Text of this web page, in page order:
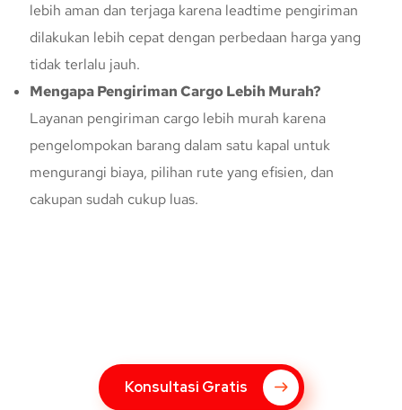
lebih aman dan terjaga karena leadtime pengiriman
dilakukan lebih cepat dengan perbedaan harga yang
tidak terlalu jauh.
Mengapa Pengiriman Cargo Lebih Murah?
Layanan pengiriman cargo lebih murah karena
pengelompokan barang dalam satu kapal untuk
mengurangi biaya, pilihan rute yang efisien, dan
cakupan sudah cukup luas.
Konsultasi Gratis